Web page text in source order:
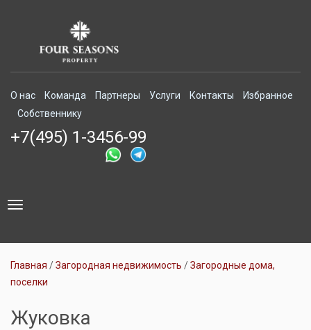
О нас Команда Партнеры Услуги Контакты
Избранное
Собственнику
+7(495) 1-3456-99
Toggle
Главная Загородная недвижимость
Загородные дома,
поселки
Жуковка